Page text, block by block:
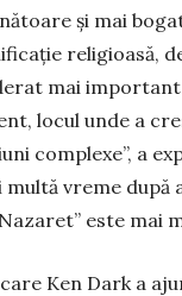
și mai
religioasă,
mai
locul unde a
complexe”, a
multă vreme după
este mai
Ken Dark a